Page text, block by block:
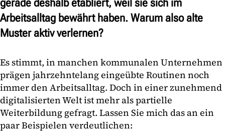
gerade deshalb etabliert, weil sie sich im
Arbeitsalltag bewährt haben. Warum also alte
Muster aktiv verlernen?
Es stimmt, in manchen kommunalen Unternehmen
prägen jahrzehntelang eingeübte Routinen noch
immer den Arbeitsalltag. Doch in einer zunehmend
digitalisierten Welt ist mehr als partielle
Weiterbildung gefragt. Lassen Sie mich das an ein
paar Beispielen verdeutlichen: